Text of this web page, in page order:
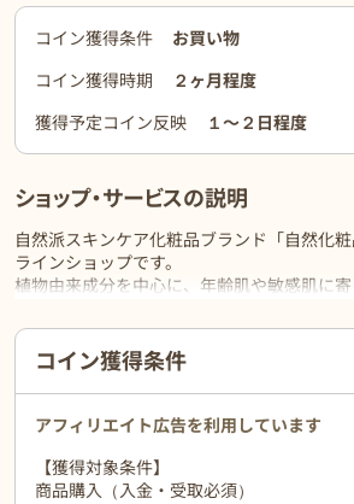
コイン獲得条件
お買い物
コイン獲得時期
２ヶ月程度
獲得予定コイン反映
１〜２日程度
ショップ・サービスの説明
自然派スキンケア化粧品ブランド「自然化
ラインショップです。
植物由来成分を中心に、年齢肌や敏感肌に
ご利用前に必ずお読みください
コイン獲得条件
アフィリエイト広告を利用しています
【獲得対象条件】
商品購入（入金・受取必須）